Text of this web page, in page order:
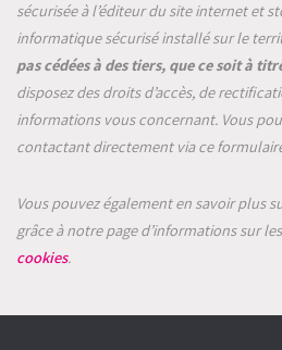
sécurisée à l’éditeur du site internet et
informatique sécurisé installé sur le
pas cédées à des tiers, que ce soit à
disposez des droits d’accès, de
informations vous concernant. Vous
contactant directement via ce
Vous pouvez également en savoir plus
grâce à notre page d’informations sur les
cookies.